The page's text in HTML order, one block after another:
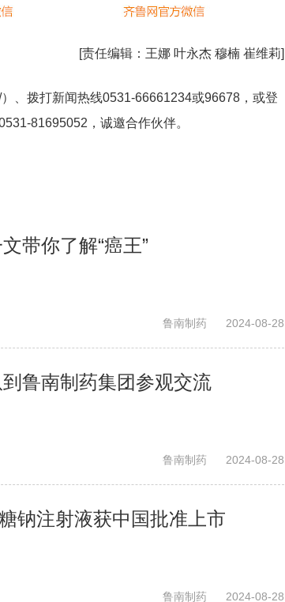
[责任编辑： 王娜 叶永杰 穆楠 崔维莉]
）、拨打新闻热线0531-66661234或96678，或登
81695052 ，诚邀合作伙伴。
带你了解“癌王”
鲁南制药 2024-08-28
鲁南制药集团参观交流
鲁南制药 2024-08-28
钠注射液获中国批准上市
鲁南制药 2024-08-28